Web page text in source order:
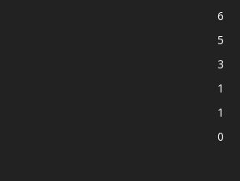
6
5
3
1
1
0